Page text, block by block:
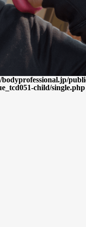
bodyprofessional.jp/
child/single.php